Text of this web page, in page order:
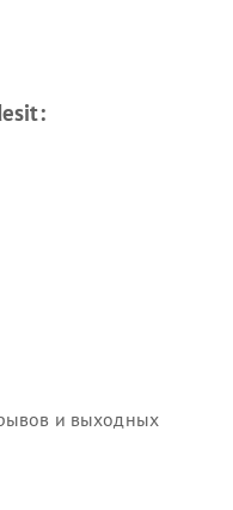
и выходных